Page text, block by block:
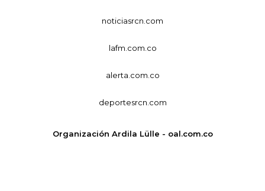
noticiasrcn.com
lafm.com.co
alerta.com.co
deportesrcn.com
Organización Ardila Lülle - oal.com.co